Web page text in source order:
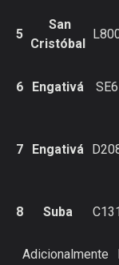
5
San
Cristóbal
6 Engativá SE6
7 Engativá
8 Suba C131